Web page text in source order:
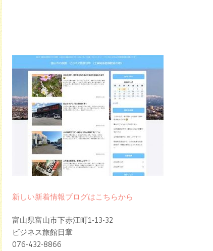
新しい新着情報ブログはこちらから
富山県富山市下赤江町1-13-32
ビジネス旅館日章
076-432-8866